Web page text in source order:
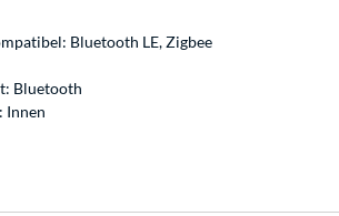
Bluetooth LE, Zigbee
Bluetooth
Innen